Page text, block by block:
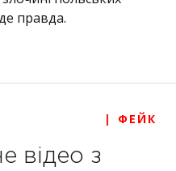
правда.
| ФЕЙК
відео з